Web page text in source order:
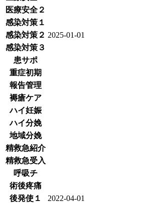
医療安全２
感染対策１
感染対策２ 2025-01-01
感染対策３
患サポ
重症初期
報告管理
褥瘡ケア
ハイ妊娠
ハイ分娩
地域分娩
精救急紹介
精救急受入
呼吸チ
術後疼痛
後発使１
2022-04-01